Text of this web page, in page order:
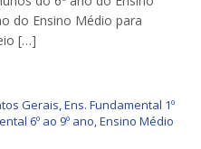
do Ensino Médio para
[…]
Gerais,Ens. Fundamental 1º
6º ao 9º ano,Ensino Médio